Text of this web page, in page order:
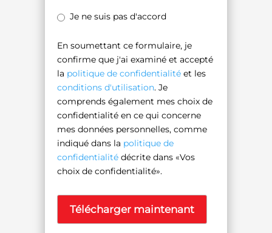
Je ne suis pas d'accord
En soumettant ce formulaire, je
confirme que j'ai examiné et accepté
la politique de confidentialitéet les
conditions d'utilisation. Je
comprends également mes choix de
confidentialité en ce qui concerne
mes données personnelles, comme
indiqué dans la politique de
confidentialitédécrite dans «Vos
choix de confidentialité».